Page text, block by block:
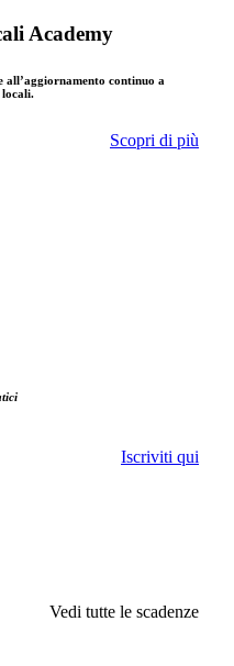
Academy
continuo a
Scopri di più
Iscriviti qui
Vedi tutte le scadenze